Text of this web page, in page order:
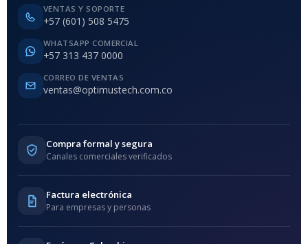
VENTAS Y SOPORTE
+57 (601) 508 5475
WHATSAPP COMERCIAL
+57 313 437 0000
CORREO DE VENTAS
ventas@optimustech.com.co
Compra formal y segura
Canales comerciales verificados
Factura electrónica
Para empresas y personas